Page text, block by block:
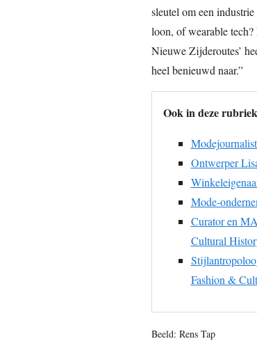
sleutel om een
loon, of wearable
Nieuwe Zijderoutes’
heel benieuwd naar.”
Ook in deze
Ontwerper
Mode-
Curator en
Cultural
Fashion &
Beeld: Rens Tap